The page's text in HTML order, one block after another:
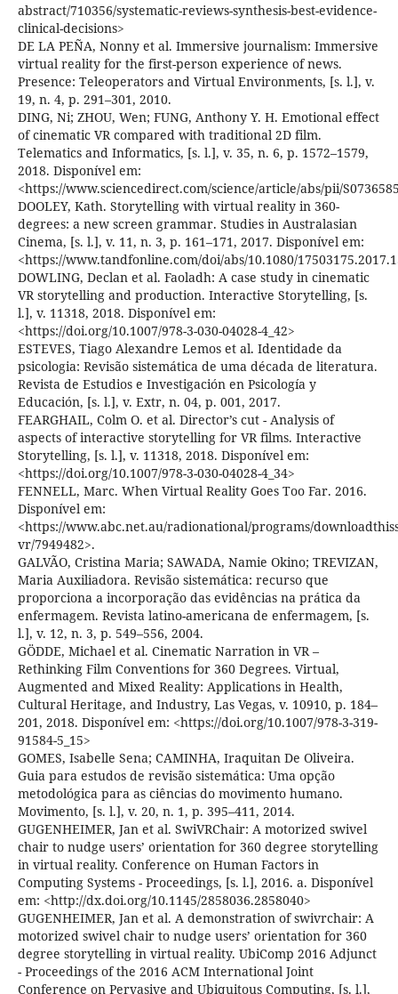
abstract/710356/systematic-reviews-synthesis-best-evidence-
clinical-decisions>
DE LA PEÑA, Nonny et al. Immersive journalism: Immersive
virtual reality for the first-person experience of news.
Presence: Teleoperators and Virtual Environments, [s. l.], v.
19, n. 4, p. 291–301, 2010.
DING, Ni; ZHOU, Wen; FUNG, Anthony Y. H. Emotional effect
of cinematic VR compared with traditional 2D film.
Telematics and Informatics, [s. l.], v. 35, n. 6, p. 1572–1579,
2018. Disponível em:
<https://www.sciencedirect.com/science/article/abs/pii/
DOOLEY, Kath. Storytelling with virtual reality in 360-
degrees: a new screen grammar. Studies in Australasian
Cinema, [s. l.], v. 11, n. 3, p. 161–171, 2017. Disponível em:
<https://www.tandfonline.com/doi/abs/10.1080/
DOWLING, Declan et al. Faoladh: A case study in cinematic
VR storytelling and production. Interactive Storytelling, [s.
l.], v. 11318, 2018. Disponível em:
<https://doi.org/10.1007/978-3-030-04028-4_42>
ESTEVES, Tiago Alexandre Lemos et al. Identidade da
psicologia: Revisão sistemática de uma década de literatura.
Revista de Estudios e Investigación en Psicología y
Educación, [s. l.], v. Extr, n. 04, p. 001, 2017.
FEARGHAIL, Colm O. et al. Director’s cut - Analysis of
aspects of interactive storytelling for VR films. Interactive
Storytelling, [s. l.], v. 11318, 2018. Disponível em:
<https://doi.org/10.1007/978-3-030-04028-4_34>
FENNELL, Marc. When Virtual Reality Goes Too Far. 2016.
Disponível em:
<https://www.abc.net.au/radionational/programs/
vr/7949482>.
GALVÃO, Cristina Maria; SAWADA, Namie Okino; TREVIZAN,
Maria Auxiliadora. Revisão sistemática: recurso que
proporciona a incorporação das evidências na prática da
enfermagem. Revista latino-americana de enfermagem, [s.
l.], v. 12, n. 3, p. 549–556, 2004.
GÖDDE, Michael et al. Cinematic Narration in VR –
Rethinking Film Conventions for 360 Degrees. Virtual,
Augmented and Mixed Reality: Applications in Health,
Cultural Heritage, and Industry, Las Vegas, v. 10910, p. 184–
201, 2018. Disponível em: <https://doi.org/10.1007/978-3-319-
91584-5_15>
GOMES, Isabelle Sena; CAMINHA, Iraquitan De Oliveira.
Guia para estudos de revisão sistemática: Uma opção
metodológica para as ciências do movimento humano.
Movimento, [s. l.], v. 20, n. 1, p. 395–411, 2014.
GUGENHEIMER, Jan et al. SwiVRChair: A motorized swivel
chair to nudge users’ orientation for 360 degree storytelling
in virtual reality. Conference on Human Factors in
Computing Systems - Proceedings, [s. l.], 2016. a. Disponível
em: <http://dx.doi.org/10.1145/2858036.2858040>
GUGENHEIMER, Jan et al. A demonstration of swivrchair: A
motorized swivel chair to nudge users’ orientation for 360
degree storytelling in virtual reality. UbiComp 2016 Adjunct
- Proceedings of the 2016 ACM International Joint
Conference on Pervasive and Ubiquitous Computing, [s. l.],